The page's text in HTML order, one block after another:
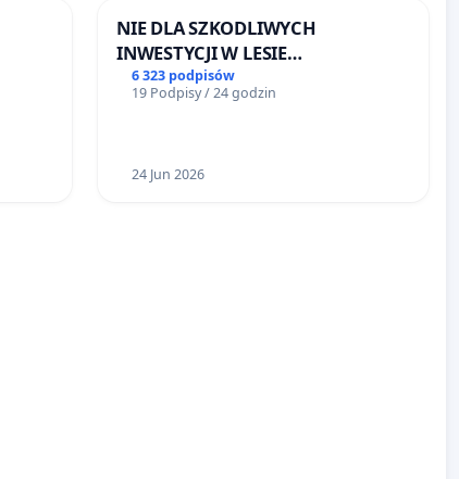
NIE DLA SZKODLIWYCH
INWESTYCJI W LESIE
ŁAGIEWNICKIM I ARTURÓWKU
6 323 podpisów
19 Podpisy / 24 godzin
24 Jun 2026